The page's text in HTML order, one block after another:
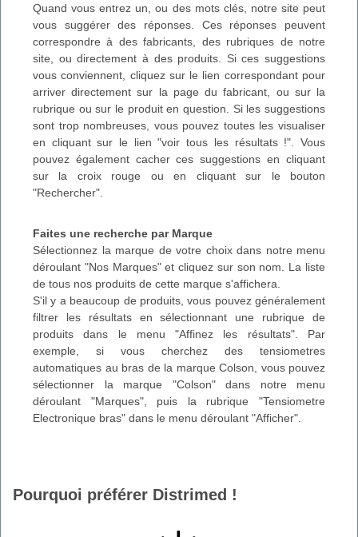
Quand vous entrez un, ou des mots clés, notre site peut
vous suggérer des réponses. Ces réponses peuvent
correspondre à des fabricants, des rubriques de notre
site, ou directement à des produits. Si ces suggestions
vous conviennent, cliquez sur le lien correspondant pour
arriver directement sur la page du fabricant, ou sur la
rubrique ou sur le produit en question. Si les suggestions
sont trop nombreuses, vous pouvez toutes les visualiser
en cliquant sur le lien "voir tous les résultats !". Vous
pouvez également cacher ces suggestions en cliquant
sur la croix rouge ou en cliquant sur le bouton
"Rechercher".
Faites une recherche par Marque
Sélectionnez la marque de votre choix dans notre menu
déroulant "Nos Marques" et cliquez sur son nom. La liste
de tous nos produits de cette marque s'affichera.
S'il y a beaucoup de produits, vous pouvez généralement
filtrer les résultats en sélectionnant une rubrique de
produits dans le menu "Affinez les résultats". Par
exemple, si vous cherchez des tensiometres
automatiques au bras de la marque Colson, vous pouvez
sélectionner la marque "Colson" dans notre menu
déroulant "Marques", puis la rubrique "Tensiometre
Electronique bras" dans le menu déroulant "Afficher".
Pourquoi préférer Distrimed !